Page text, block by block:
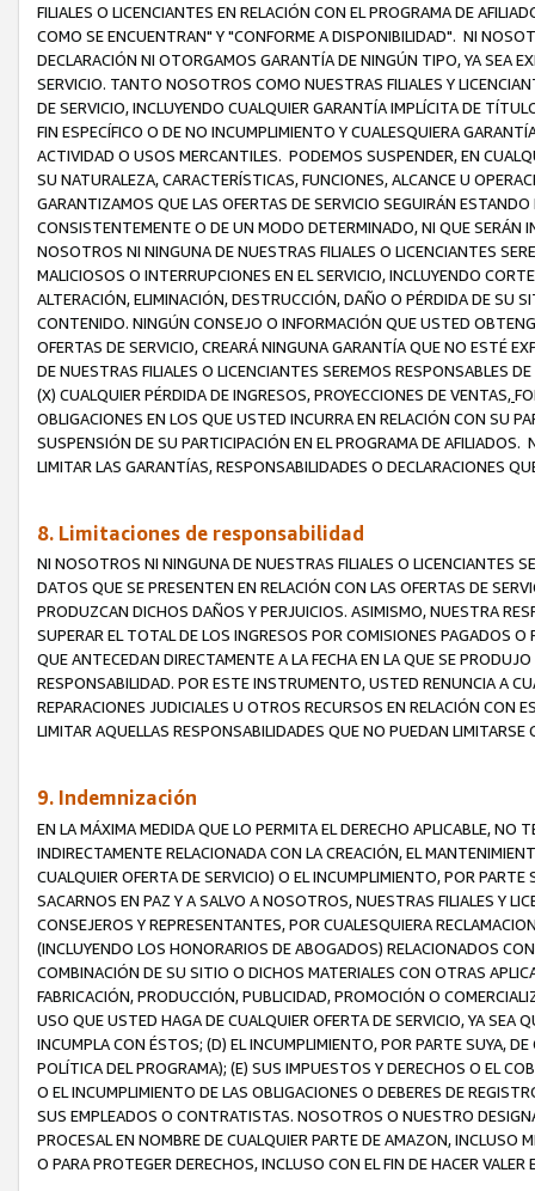
FILIALES O LICENCIANTES EN RELACIÓN CON EL PROGRAMA DE
COMO SE ENCUENTRAN" Y "CONFORME A DISPONIBILIDAD". NI
DECLARACIÓN NI OTORGAMOS GARANTÍA DE NINGÚN TIPO, YA SEA
SERVICIO. TANTO NOSOTROS COMO NUESTRAS FILIALES Y
DE SERVICIO, INCLUYENDO CUALQUIER GARANTÍA IMPLÍCITA DE
FIN ESPECÍFICO O DE NO INCUMPLIMIENTO Y CUALESQUIERA
ACTIVIDAD O USOS MERCANTILES. PODEMOS SUSPENDER, EN
SU NATURALEZA, CARACTERÍSTICAS, FUNCIONES, ALCANCE U
GARANTIZAMOS QUE LAS OFERTAS DE SERVICIO SEGUIRÁN
CONSISTENTEMENTE O DE UN MODO DETERMINADO, NI QUE SERÁN
NOSOTROS NI NINGUNA DE NUESTRAS FILIALES O LICENCIANTES
MALICIOSOS O INTERRUPCIONES EN EL SERVICIO, INCLUYENDO
ALTERACIÓN, ELIMINACIÓN, DESTRUCCIÓN, DAÑO O PÉRDIDA DE SU
CONTENIDO. NINGÚN CONSEJO O INFORMACIÓN QUE USTED
OFERTAS DE SERVICIO, CREARÁ NINGUNA GARANTÍA QUE NO ESTÉ
DE NUESTRAS FILIALES O LICENCIANTES SEREMOS RESPONSABLES
(X) CUALQUIER PÉRDIDA DE INGRESOS, PROYECCIONES DE VENTAS,
OBLIGACIONES EN LOS QUE USTED INCURRA EN RELACIÓN CON SU
SUSPENSIÓN DE SU PARTICIPACIÓN EN EL PROGRAMA DE
LIMITAR LAS GARANTÍAS, RESPONSABILIDADES O DECLARACIONES
8. Limitaciones de responsabilidad
NI NOSOTROS NI NINGUNA DE NUESTRAS FILIALES O LICENCIANTES
DATOS QUE SE PRESENTEN EN RELACIÓN CON LAS OFERTAS DE
PRODUZCAN DICHOS DAÑOS Y PERJUICIOS. ASIMISMO, NUESTRA
SUPERAR EL TOTAL DE LOS INGRESOS POR COMISIONES PAGADOS
QUE ANTECEDAN DIRECTAMENTE A LA FECHA EN LA QUE SE
RESPONSABILIDAD. POR ESTE INSTRUMENTO, USTED RENUNCIA A
REPARACIONES JUDICIALES U OTROS RECURSOS EN RELACIÓN CON
LIMITAR AQUELLAS RESPONSABILIDADES QUE NO PUEDAN LIMITARSE
9. Indemnización
EN LA MÁXIMA MEDIDA QUE LO PERMITA EL DERECHO APLICABLE,
INDIRECTAMENTE RELACIONADA CON LA CREACIÓN, EL
CUALQUIER OFERTA DE SERVICIO) O EL INCUMPLIMIENTO, POR
SACARNOS EN PAZ Y A SALVO A NOSOTROS, NUESTRAS FILIALES Y
CONSEJEROS Y REPRESENTANTES, POR CUALESQUIERA
(INCLUYENDO LOS HONORARIOS DE ABOGADOS) RELACIONADOS
COMBINACIÓN DE SU SITIO O DICHOS MATERIALES CON OTRAS
FABRICACIÓN, PRODUCCIÓN, PUBLICIDAD, PROMOCIÓN O
USO QUE USTED HAGA DE CUALQUIER OFERTA DE SERVICIO, YA SEA
INCUMPLA CON ÉSTOS; (D) EL INCUMPLIMIENTO, POR PARTE SUYA,
POLÍTICA DEL PROGRAMA); (E) SUS IMPUESTOS Y DERECHOS O EL
O EL INCUMPLIMIENTO DE LAS OBLIGACIONES O DEBERES DE
SUS EMPLEADOS O CONTRATISTAS. NOSOTROS O NUESTRO
PROCESAL EN NOMBRE DE CUALQUIER PARTE DE AMAZON, INCLUSO
O PARA PROTEGER DERECHOS, INCLUSO CON EL FIN DE HACER VALER